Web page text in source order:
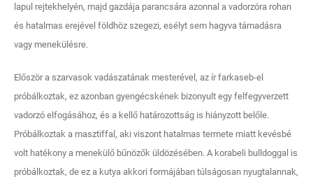
lapul rejtekhelyén, majd gazdája parancsára azonnal a vadorzóra rohan
és hatalmas erejével földhöz szegezi, esélyt sem hagyva támadásra
vagy menekülésre.
Először a szarvasok vadászatának mesterével, az ír farkaseb-el
próbálkoztak, ez azonban gyengécskének bizonyult egy felfegyverzett
vadorzó elfogásához, és a kellő határozottság is hiányzott belőle.
Próbálkoztak a masztiffal, aki viszont hatalmas termete miatt kevésbé
volt hatékony a menekülő bűnözők üldözésében. A korabeli bulldoggal is
próbálkoztak, de ez a kutya akkori formájában túlságosan nyugtalannak,